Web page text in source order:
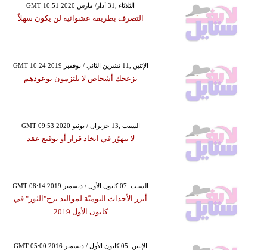
GMT 10:51 2020 الثلاثاء ,31 آذار/ مارس
التصرف بطريقة عشوائية لن يكون سهلاً
GMT 10:24 2019 الإثنين ,11 تشرين الثاني / نوفمبر
يزعجك أشخاص لا يلتزمون بوعودهم
GMT 09:53 2020 السبت ,13 حزيران / يونيو
لا تتهوّر في اتخاذ قرار أو توقيع عقد
GMT 08:14 2019 السبت ,07 كانون الأول / ديسمبر
أبرز الأحداث اليوميّة لمواليد برج"الثور" في
كانون الأول 2019
GMT 05:00 2016 الإثنين ,05 كانون الأول / ديسمبر